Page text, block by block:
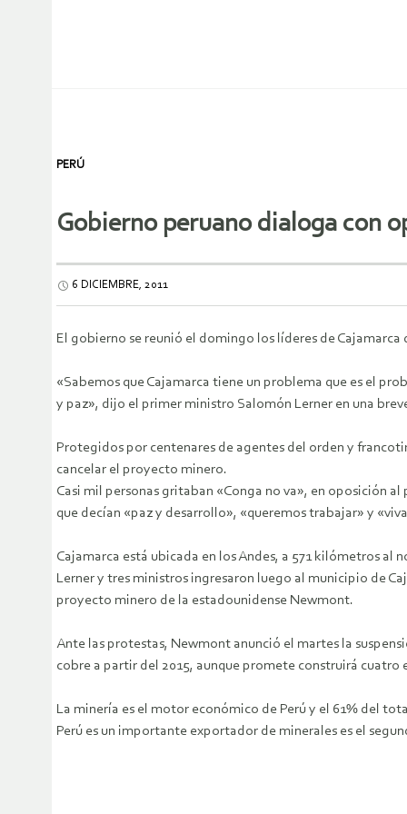
PERÚ
Gobierno peruano dialoga con
6 DICIEMBRE, 2011
El gobierno se reunió el domingo los líderes de
«Sabemos que Cajamarca tiene un problema que es el
y paz», dijo el primer ministro Salomón Lerner en una
Protegidos por centenares de agentes del orden y
cancelar el proyecto minero.
Casi mil personas gritaban «Conga no va», en oposición
que decían «paz y desarrollo», «queremos trabajar» y
Cajamarca está ubicada en los Andes, a 571 kilómetros al
Lerner y tres ministros ingresaron luego al municipio de
proyecto minero de la estadounidense Newmont.
Ante las protestas, Newmont anunció el martes la
cobre a partir del 2015, aunque promete construirá cuatro
La minería es el motor económico de Perú y el 61% del
Perú es un importante exportador de minerales es el